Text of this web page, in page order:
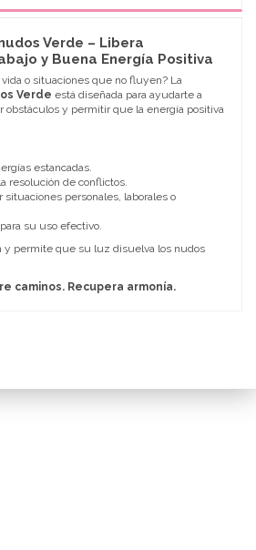
Verde – Libera
y Buena Energía Positiva
o situaciones que no fluyen? La
Verde está diseñada para ayudarte a
obstáculos y permitir que la energía positiva
estancadas.
resolución de conflictos.
personales, laborales o
su uso efectivo.
y permite que su luz disuelva los nudos
caminos. Recupera armonía.